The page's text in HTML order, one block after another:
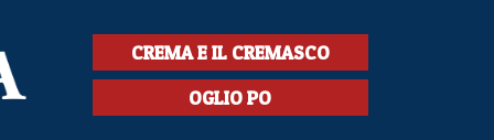
CREMA E IL CREMASCO
OGLIO PO